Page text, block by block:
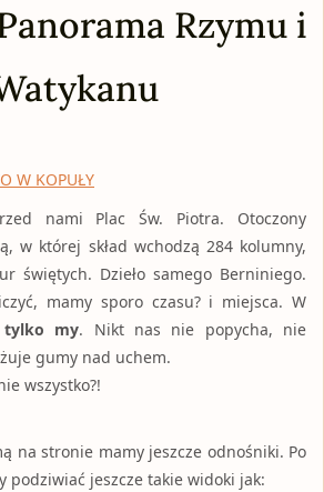
Rzymu i
W KOPUŁY
nami Plac Św. Piotra. Otoczony
w której skład wchodzą 284 kolumny,
świętych. Dzieło samego Berniniego.
mamy sporo czasu? i miejsca. W
tylko my. Nikt nas nie popycha, nie
gumy nad uchem.
wszystko?!
na stronie mamy jeszcze odnośniki. Po
podziwiać jeszcze takie widoki jak: